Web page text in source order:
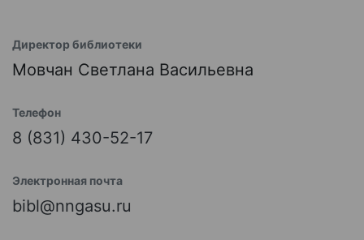
Директор библиотеки
Мовчан Светлана Васильевна
Телефон
8 (831) 430-52-17
Электронная почта
bibl@nngasu.ru